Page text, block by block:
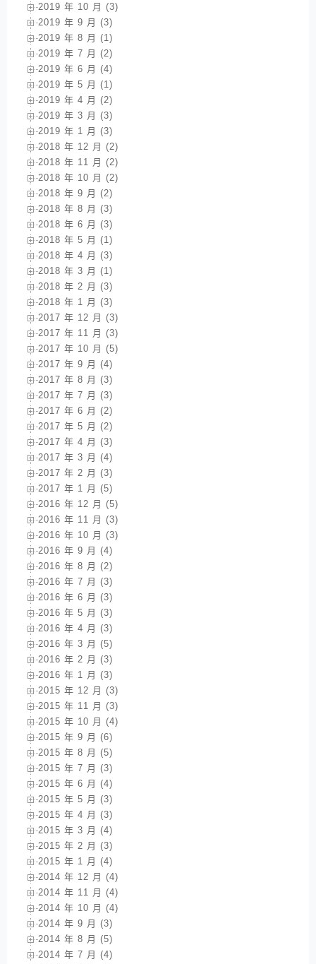
2019 年 10 月 (3)
2019 年 9 月 (3)
2019 年 8 月 (1)
2019 年 7 月 (2)
2019 年 6 月 (4)
2019 年 5 月 (1)
2019 年 4 月 (2)
2019 年 3 月 (3)
2019 年 1 月 (3)
2018 年 12 月 (2)
2018 年 11 月 (2)
2018 年 10 月 (2)
2018 年 9 月 (2)
2018 年 8 月 (3)
2018 年 6 月 (3)
2018 年 5 月 (1)
2018 年 4 月 (3)
2018 年 3 月 (1)
2018 年 2 月 (3)
2018 年 1 月 (3)
2017 年 12 月 (3)
2017 年 11 月 (3)
2017 年 10 月 (5)
2017 年 9 月 (4)
2017 年 8 月 (3)
2017 年 7 月 (3)
2017 年 6 月 (2)
2017 年 5 月 (2)
2017 年 4 月 (3)
2017 年 3 月 (4)
2017 年 2 月 (3)
2017 年 1 月 (5)
2016 年 12 月 (5)
2016 年 11 月 (3)
2016 年 10 月 (3)
2016 年 9 月 (4)
2016 年 8 月 (2)
2016 年 7 月 (3)
2016 年 6 月 (3)
2016 年 5 月 (3)
2016 年 4 月 (3)
2016 年 3 月 (5)
2016 年 2 月 (3)
2016 年 1 月 (3)
2015 年 12 月 (3)
2015 年 11 月 (3)
2015 年 10 月 (4)
2015 年 9 月 (6)
2015 年 8 月 (5)
2015 年 7 月 (3)
2015 年 6 月 (4)
2015 年 5 月 (3)
2015 年 4 月 (3)
2015 年 3 月 (4)
2015 年 2 月 (3)
2015 年 1 月 (4)
2014 年 12 月 (4)
2014 年 11 月 (4)
2014 年 10 月 (4)
2014 年 9 月 (3)
2014 年 8 月 (5)
2014 年 7 月 (4)